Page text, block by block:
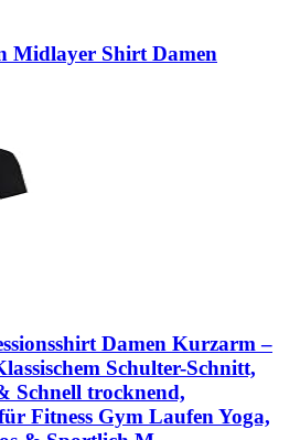
Midlayer Shirt Damen
Damen Kurzarm –
Schulter-Schnitt,
Schnell trocknend,
Fitness Gym Laufen Yoga,